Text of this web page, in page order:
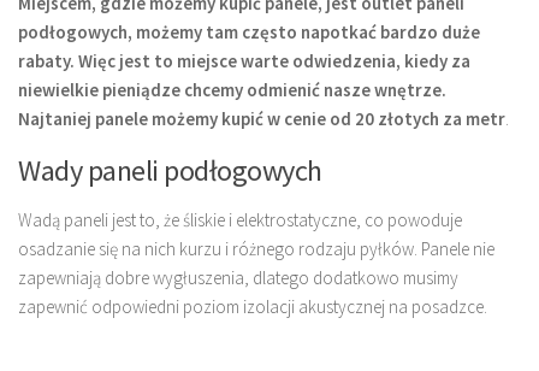
podłogowych, możemy tam często napotkać bardzo duże
rabaty. Więc jest to miejsce warte odwiedzenia, kiedy za
niewielkie pieniądze chcemy odmienić nasze wnętrze.
Najtaniej panele możemy kupić w cenie od 20 złotych za metr
Wady paneli podłogowych
Wadą paneli jest to, że śliskie i elektrostatyczne, co powoduje
osadzanie się na nich kurzu i różnego rodzaju pyłków. Panele nie
zapewniają dobre wygłuszenia, dlatego dodatkowo musimy
zapewnić odpowiedni poziom izolacji akustycznej na posadzce.